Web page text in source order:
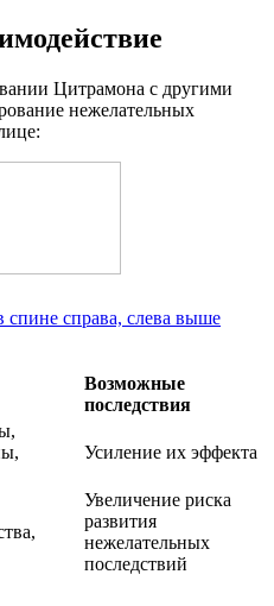
Цитрамона с другими
нежелательных
спине справа, слева выше
Возможные
последствия
Усиление их эффекта
Увеличение риска
развития
нежелательных
последствий